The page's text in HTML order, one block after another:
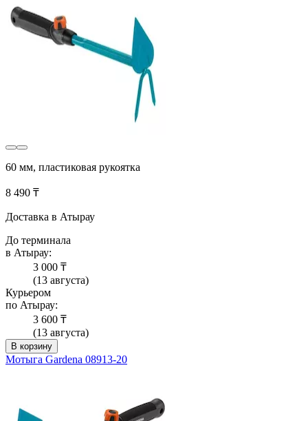
60 мм, пластиковая рукоятка
8 490 ₸
Доставка в Атырау
До терминала
в Атырау:
3 000 ₸
(13 августа)
Курьером
по Атырау:
3 600 ₸
(13 августа)
В корзину
Мотыга Gardena 08913-20